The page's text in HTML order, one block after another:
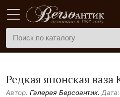
Редкая японская ваза
Автор: Галерея Берсоантик. Дата: